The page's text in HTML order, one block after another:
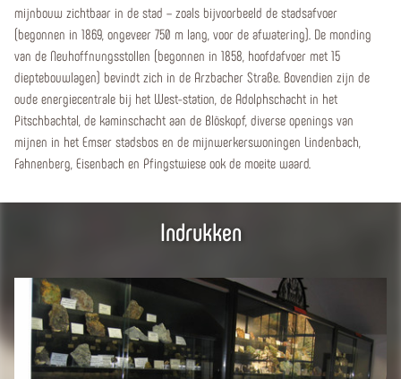
mijnbouw zichtbaar in de stad – zoals bijvoorbeeld de stadsafvoer
(begonnen in 1869, ongeveer 750 m lang, voor de afwatering). De monding
van de Neuhoffnungsstollen (begonnen in 1858, hoofdafvoer met 15
dieptebouwlagen) bevindt zich in de Arzbacher Straße. Bovendien zijn de
oude energiecentrale bij het West-station, de Adolphschacht in het
Pitschbachtal, de kaminschacht aan de Blöskopf, diverse openings van
mijnen in het Emser stadsbos en de mijnwerkerswoningen Lindenbach,
Fahnenberg, Eisenbach en Pfingstwiese ook de moeite waard.
Indrukken